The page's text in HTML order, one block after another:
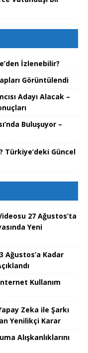
İzlenebilir?
Görüntülendi
Adayı Alacak –
Buluşuyor –
Türkiye’deki Güncel
27 Ağustos’ta
Yeni
Ağustos’a Kadar
Kullanım
Zeka ile Şarkı
Yenilikçi Karar
Alışkanlıklarını